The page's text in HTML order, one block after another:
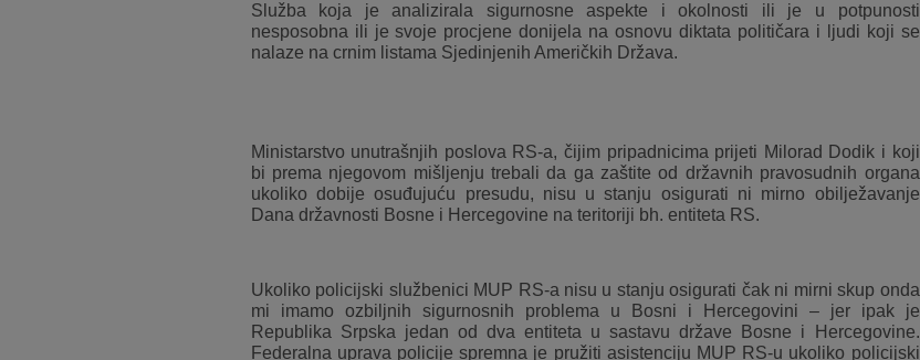
Služba koja je analizirala sigurnosne aspekte i okolnosti ili je u potpunosti
nesposobna ili je svoje procjene donijela na osnovu diktata političara i ljudi koji se
nalaze na crnim listama Sjedinjenih Američkih Država.
Ministarstvo unutrašnjih poslova RS-a, čijim pripadnicima prijeti Milorad Dodik i koji
bi prema njegovom mišljenju trebali da ga zaštite od državnih pravosudnih organa
ukoliko dobije osuđujuću presudu, nisu u stanju osigurati ni mirno obilježavanje
Dana državnosti Bosne i Hercegovine na teritoriji bh. entiteta RS.
Ukoliko policijski službenici MUP RS-a nisu u stanju osigurati čak ni mirni skup onda
mi imamo ozbiljnih sigurnosnih problema u Bosni i Hercegovini – jer ipak je
Republika Srpska jedan od dva entiteta u sastavu države Bosne i Hercegovine.
Federalna uprava policije spremna je pružiti asistenciju MUP RS-u ukoliko policijski